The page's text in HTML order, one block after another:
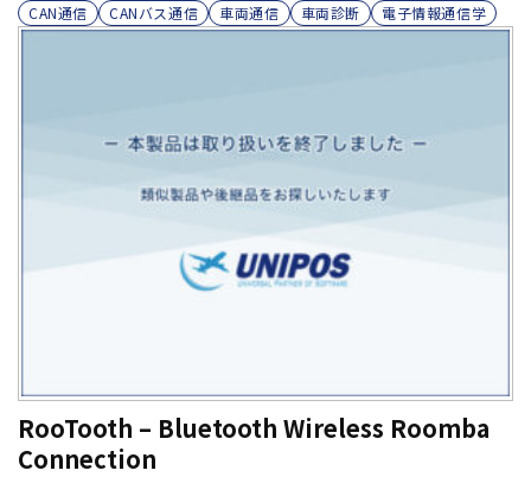
CAN通信 CANバス通信 車両通信 車両診断 電子情報通信学
RooTooth – Bluetooth Wireless Roomba
Connection